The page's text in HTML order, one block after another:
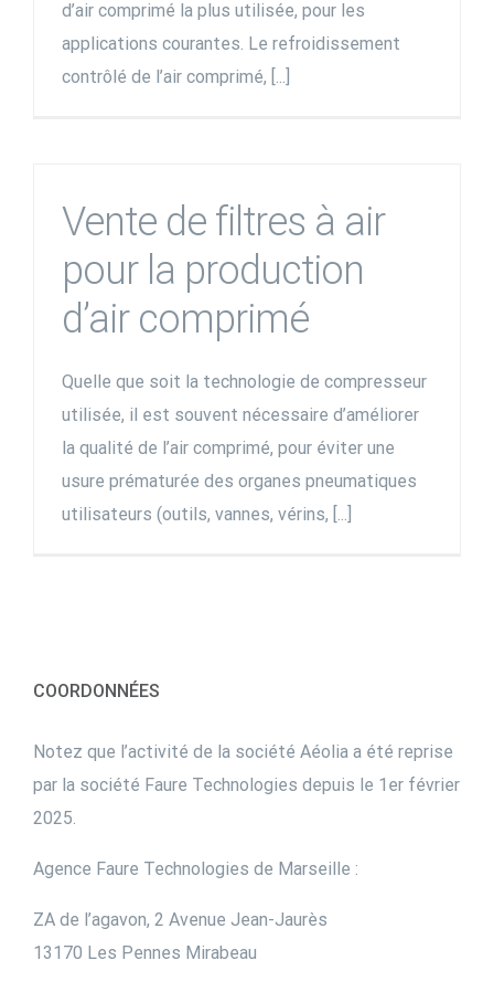
d’air comprimé la plus utilisée, pour les
applications courantes. Le refroidissement
contrôlé de l’air comprimé, [...]
Vente de filtres à air
pour la production
d’air comprimé
Quelle que soit la technologie de compresseur
utilisée, il est souvent nécessaire d’améliorer
la qualité de l’air comprimé, pour éviter une
usure prématurée des organes pneumatiques
utilisateurs (outils, vannes, vérins, [...]
COORDONNÉES
Notez que l’activité de la société Aéolia a été reprise
par la société Faure Technologies depuis le 1er février
2025.
Agence Faure Technologies de Marseille :
ZA de l’agavon, 2 Avenue Jean-Jaurès
13170 Les Pennes Mirabeau